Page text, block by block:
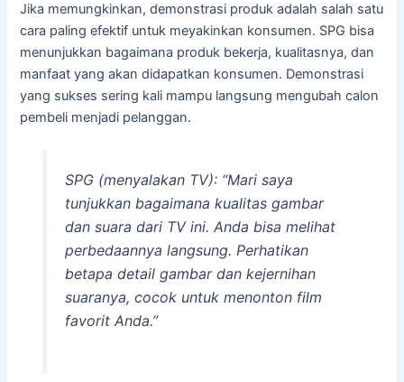
Jika memungkinkan, demonstrasi produk adalah salah satu
cara paling efektif untuk meyakinkan konsumen. SPG bisa
menunjukkan bagaimana produk bekerja, kualitasnya, dan
manfaat yang akan didapatkan konsumen. Demonstrasi
yang sukses sering kali mampu langsung mengubah calon
pembeli menjadi pelanggan.
SPG (menyalakan TV): “Mari saya
tunjukkan bagaimana kualitas gambar
dan suara dari TV ini. Anda bisa melihat
perbedaannya langsung. Perhatikan
betapa detail gambar dan kejernihan
suaranya, cocok untuk menonton film
favorit Anda.”